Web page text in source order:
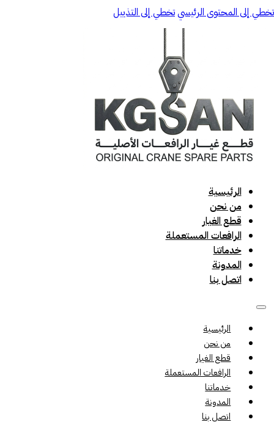
تخطي إلى المحتوى الرئيسيتخطي إلى التذييل
الرئيسية
من نحن
قطع الغيار
الرافعات المستعملة
خدماتنا
المدونة
اتصل بنا
الرئيسية
من نحن
قطع الغيار
الرافعات المستعملة
خدماتنا
المدونة
اتصل بنا